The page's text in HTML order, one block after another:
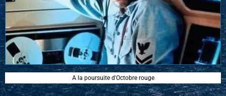
A la poursuite d'Octobre rouge